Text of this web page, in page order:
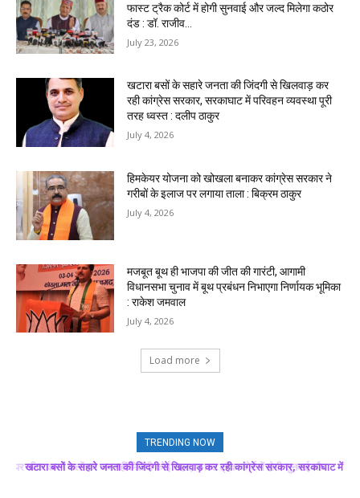
फास्ट ट्रैक कोर्ट में होगी सुनवाई और जल्द मिलेगा कठोर
दंड : डॉ. राजीव...
July 23, 2026
खटारा बसों के सहारे जनता की जिंदगी से खिलवाड़ कर
रही कांग्रेस सरकार, सरकाघाट में परिवहन व्यवस्था पूरी
तरह ध्वस्त : दलीप ठाकुर
July 4, 2026
हिमकेयर योजना को खोखला बनाकर कांग्रेस सरकार ने
गरीबों के इलाज पर लगाया ताला : बिक्रम ठाकुर
July 4, 2026
मजबूत बूथ ही भाजपा की जीत की गारंटी, आगामी
विधानसभा चुनाव में बूथ प्रबंधन निभाएगा निर्णायक भूमिका
: राकेश जमवाल
July 4, 2026
Load more